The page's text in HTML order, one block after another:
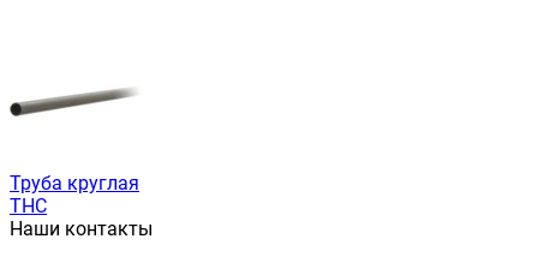
Труба круглая
ТНС
Наши контакты